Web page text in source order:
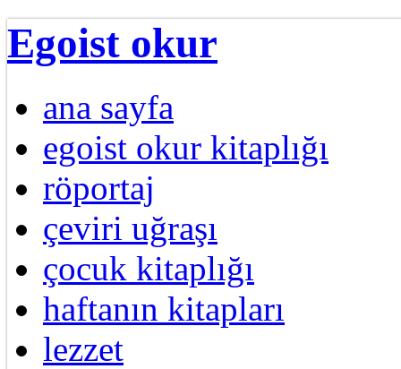
Egoist okur
ana sayfa
egoist okur kitaplığı
röportaj
çeviri uğraşı
çocuk kitaplığı
haftanın kitapları
lezzet